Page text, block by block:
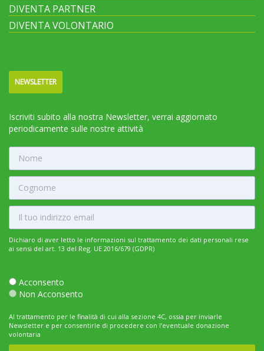
DIVENTA PARTNER
DIVENTA VOLONTARIO
NEWSLETTER
Iscriviti subito alla nostra Newsletter, verrai aggiornato
periodicamente sulle nostre attività
Dichiaro di aver letto le informazioni sul trattamento dei dati personali rese
ai sensi del art. 13 del Reg. UE 2016/679 (GDPR)
Acconsento
Non Acconsento
Al trattamento per le finalità di cui alla sezione 4C, ossia per inviarle
Newsletter e per consentirle di procedere con l’eventuale donazione
volontaria